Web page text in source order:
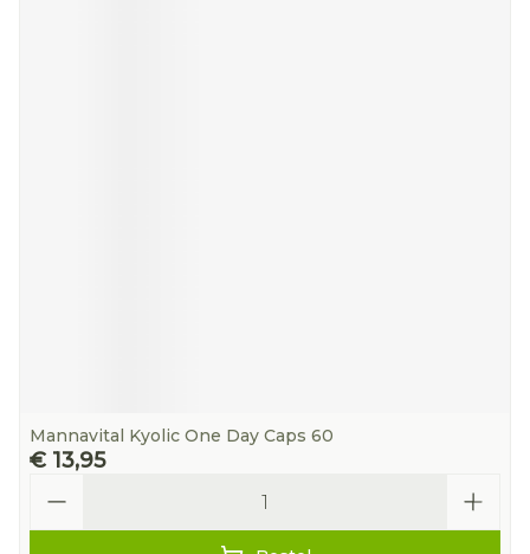
Mannavital Kyolic One Day Caps 60
€ 13,95